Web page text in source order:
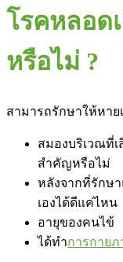
โรคหลอด
หรือไม่ ?
สามารถรักษาให้หา
สมองบริเวณที่เ
สำคัญหรือไม่
หลังจากที่รักษ
เองได้ดีแค่ไหน
อายุของคนไข้
ได้ทำการกายภ